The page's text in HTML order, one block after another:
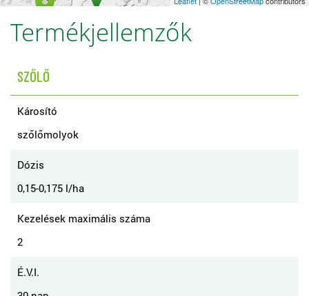
Termékjellemzők
SZŐLŐ
Károsító
szőlőmolyok
Dózis
0,15-0,175 l/ha
Kezelések maximális száma
2
É.V.I.